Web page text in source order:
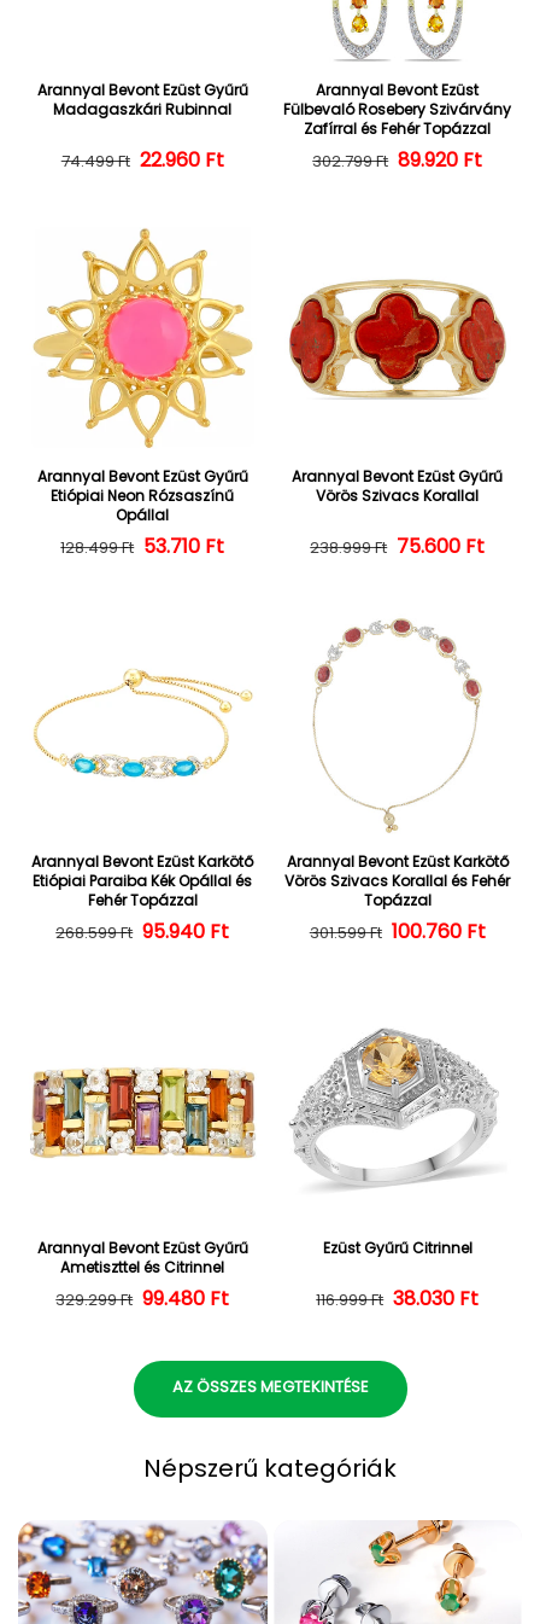
Arannyal Bevont Ezüst Gyűrű
Madagaszkári Rubinnal
Normál ár
74.499 Ft Kedvezményes ár
22.960 Ft
Arannyal Bevont Ezüst
Fülbevaló Rosebery Szivárvány
Zafírral és Fehér Topázzal
Normál ár
302.799 Ft 89.920 Ft
Arannyal Bevont Ezüst Gyűrű
Etiópiai Neon Rózsaszínű
Opállal
Normál ár
128.499 Ft Kedvezményes ár
53.710 Ft
Arannyal Bevont Ezüst Gyűrű
Vörös Szivacs Korallal
Normál ár
238.999 Ft 75.600 Ft
Arannyal Bevont Ezüst Karkötő
Etiópiai Paraiba Kék Opállal és
Fehér Topázzal
Normál ár
268.599 Ft Kedvezményes ár
95.940 Ft
Arannyal Bevont Ezüst Karkötő
Vörös Szivacs Korallal és Fehér
Topázzal
Normál ár
301.599 Ft 100.760 Ft
Arannyal Bevont Ezüst Gyűrű
Ametiszttel és Citrinnel
Normál ár
329.299 Ft Kedvezményes ár
99.480 Ft
Ezüst Gyűrű Citrinnel
Normál ár
116.999 Ft 38.030 Ft
AZ ÖSSZES MEGTEKINTÉSE
Népszerű kategóriák